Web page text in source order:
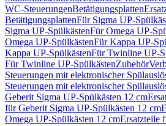
WC-SteuerungenBetätigungsplatten
BetätigungsplattenFür Sigma UP-
Sigma UP-SpülkästenFür Omega UP-
Omega UP-SpülkästenFür Kappa UP-
Kappa UP-SpülkästenFür Twinline UP-
Für Twinline UP-SpülkästenZubehör
Steuerungen mit elektronischer
Steuerungen mit elektronischer
Geberit Sigma UP-Spülkästen 12 cm
für Geberit Sigma UP-Spülkästen 12 cm
Omega UP-Spülkästen 12 cmErsatzteile